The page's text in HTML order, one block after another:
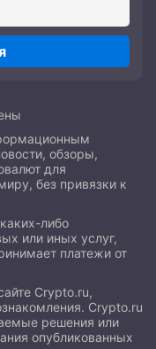
обзоры,
для
без привязки к
либо
или иных услуг,
платежи от
Crypto.ru,
Crypto.ru
решения или
опубликованных